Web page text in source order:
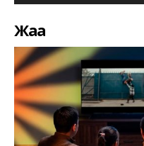
Жаңа